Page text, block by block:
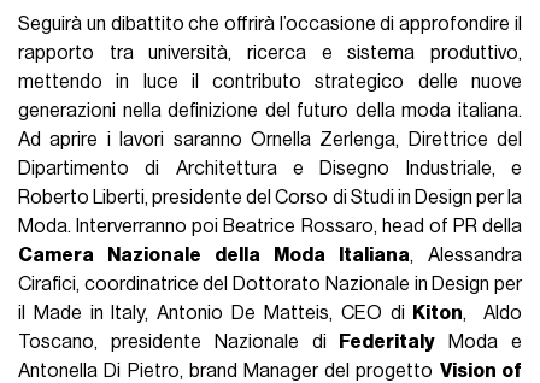
Seguirà un dibattito che offrirà l’occasione di approfondire il
rapporto tra università, ricerca e sistema produttivo,
mettendo in luce il contributo strategico delle nuove
generazioni nella definizione del futuro della moda italiana.
Ad aprire i lavori saranno Ornella Zerlenga, Direttrice del
Dipartimento di Architettura e Disegno Industriale, e
Roberto Liberti, presidente del Corso di Studi in Design per la
Moda. Interverranno poi Beatrice Rossaro, head of PR della
Camera Nazionale della Moda Italiana, Alessandra
Cirafici, coordinatrice del Dottorato Nazionale in Design per
il Made in Italy,Antonio De Matteis, CEO di Kiton, Aldo
Toscano, presidente Nazionale di Federitaly Moda e
Antonella Di Pietro, brand Manager del progetto Vision of